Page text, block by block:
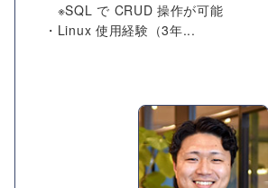
※SQL で CRUD 操作が可能
・Linux 使用経験（3年...